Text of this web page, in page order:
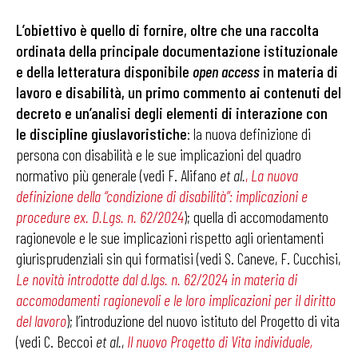
L’obiettivo è quello di fornire, oltre che una raccolta
ordinata della principale documentazione istituzionale
e della letteratura disponibile open access in materia di
lavoro e disabilità, un primo commento ai contenuti del
decreto e un’analisi degli elementi di interazione con
le discipline giuslavoristiche: la nuova definizione di
persona con disabilità e le sue implicazioni del quadro
normativo più generale (vedi F. Alifano et al., La nuova
definizione della “condizione di disabilità”: implicazioni e
procedure ex. D.Lgs. n. 62/2024); quella di accomodamento
ragionevole e le sue implicazioni rispetto agli orientamenti
giurisprudenziali sin qui formatisi (vedi S. Caneve, F. Cucchisi,
Le novità introdotte dal d.lgs. n. 62/2024 in materia di
accomodamenti ragionevoli e le loro implicazioni per il diritto
del lavoro); l’introduzione del nuovo istituto del Progetto di vita
(vedi C. Beccoi et al., Il nuovo Progetto di Vita individuale,